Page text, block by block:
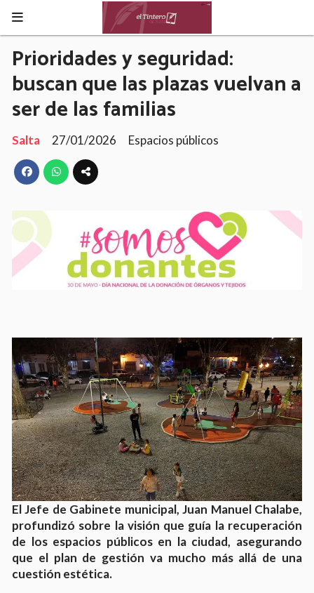
Prioridades y seguridad:
buscan que las plazas vuelvan a
ser de las familias
Salta 27/01/2026 Espacios públicos
El Jefe de Gabinete municipal, Juan Manuel Chalabe,
profundizó sobre la visión que guía la recuperación
de los espacios públicos en la ciudad, asegurando
que el plan de gestión va mucho más allá de una
cuestión estética.